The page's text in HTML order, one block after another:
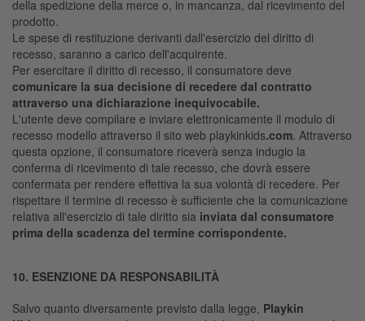
della spedizione della merce o, in mancanza, dal ricevimento del
prodotto.
Le spese di restituzione derivanti dall'esercizio del diritto di
recesso, saranno a carico dell'acquirente.
Per esercitare il diritto di recesso, il consumatore deve
comunicare la sua decisione di recedere dal contratto
attraverso una dichiarazione inequivocabile.
L'utente deve compilare e inviare elettronicamente il modulo di
recesso modello attraverso il sito web playkinkids.com. Attraverso
questa opzione, il consumatore riceverà senza indugio la
conferma di ricevimento di tale recesso, che dovrà essere
confermata per rendere effettiva la sua volontà di recedere. Per
rispettare il termine di recesso è sufficiente che la comunicazione
relativa all'esercizio di tale diritto sia inviata dal consumatore
prima della scadenza del termine corrispondente.
10. ESENZIONE DA RESPONSABILITÀ
Salvo quanto diversamente previsto dalla legge, Playkin